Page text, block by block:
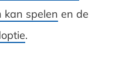
kan spelen en de
.